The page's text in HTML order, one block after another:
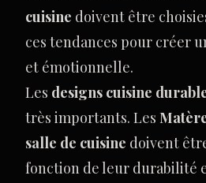
cuisine doivent être
ces tendances pour créer
et émotionnelle.
Les designs cuisine
très importants. Les
salle de cuisine doivent
fonction de leur durabilité